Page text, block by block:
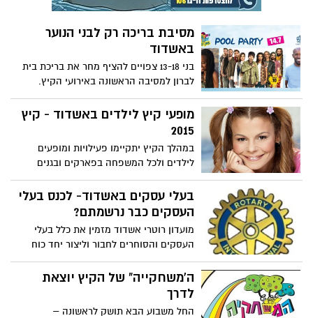
מסיבת בריכה רק לבני הנוער
באשדוד
בני 13-18 צפויים להציף מחר את בריכת בית
לברון למסיבה הראשונה באירועי הקיץ.
העלות רק 10 שקלים ורק לתושבי אשדוד
מופעי קיץ לילדים באשדוד - קיץ
2015
במהלך הקיץ יתקיימו פעילויות ומופעים
לילדים ולכל המשפחה בפארקים ובגנים
המרכזיים ברחבי אשדוד. כל המופעים ללא
תשלום, מלבד המופעים באמפיתיאטרון ב-7-8
ביולי, שיעלו 10 שקלים.
בעלי עסקים באשדוד- לכנס בעלי
העסקים כבר נרשמתם?
מועדון רוטרי אשדוד מזמין את כלל בעלי
העסקים והסוחרים לחבור וליצור יחד כוח
משמעותי - ביום ג' ה28/7/15 בשעה 20:00,
יתקיים כנס פתיחת ארגון הסוחרים ובעלי
העסקים באשדוד, באודיטוריום "מרכז כיוונים"
(הציונות 4 אשדוד)
ה'משחקייה" של הקיץ יוצאת
לדרך
החל משבוע הבא תושק לראשונה –